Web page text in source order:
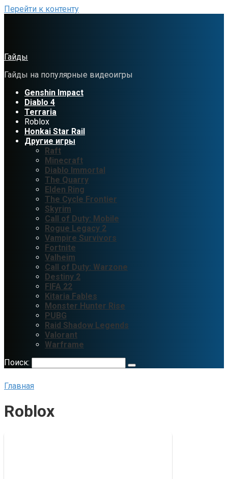
Перейти к контенту
Гайды
Гайды на популярные видеоигры
Genshin Impact
Diablo 4
Terraria
Roblox
Honkai Star Rail
Другие игры
Raft
Minecraft
Diablo Immortal
The Quarry
Elden Ring
The Cycle Frontier
Skyrim
Call of Duty: Mobile
Rogue Legacy 2
Vampire Survivors
Fortnite
Valheim
Call of Duty: Warzone
Destiny 2
FIFA 22
Kitaria Fables
Monster Hunter Rise
PUBG
Raid Shadow Legends
Valorant
Warframe
Поиск:
Главная
Roblox